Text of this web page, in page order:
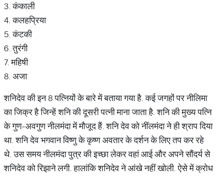
3. कंकाली
4. कलहप्रिया
5. कंटकी
6. तुरंगी
7. महिषी
8. अजा
शनिदेव की इन 8 पत्नियों के बारे में बताया गया है. कई जगहों पर नीलिमा
का जिक्र है जिन्हें शनि की दूसरी पत्नी माना जाता है. शनि की मुख्य पत्नि
के गुण-अवगुण नीलमंदा में मौजूद हैं. शनि देव को नींलमंदा ने ही श्राप दिया
था. शनि देव भगवान विष्णु के कृष्ण अवतार के दर्शन के लिए तप कर रहे
थे. उस समय नीलमंदा पुत्र की इच्छा लेकर वहां आई और अपने सौंदर्य से
शनिदेव को रिझाने लगी. हालांकि शनिदेव ने आंखे नहीं खोली. ऐसे में क्रोध